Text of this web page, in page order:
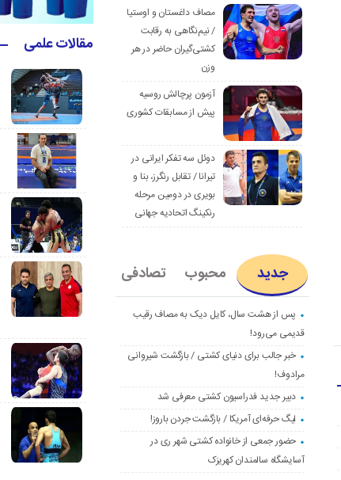
مصاف داغستان و اوستیا
/ نیم‌نگاهی به رقابت
کشتی‌گیران حاضر در هر
وزن
آزمون پرچالش روسیه
پیش از مسابقات کشوری
دوئل سه تفکر ایرانی در
تیرانا / تقابل رنگرز، بنا و
بویری در دومین مرحله
رنکینگ اتحادیه جهانی
جدید محبوب تصادفی
پس از هشت سال، کایل دیک به مصاف رقیب
قدیمی می‌رود!
خبر جالب برای دنیای کشتی / بازگشت شیروانی
مرادوف!
دبیر جدید فدراسیون کشتی معرفی شد
لیگ حرفه‌ای آمریکا / بازگشت جردن باروز!
حضور جمعی از خانواده کشتی شهر ری در
آسایشگاه سالمندان کهریزک
مقالات علمی